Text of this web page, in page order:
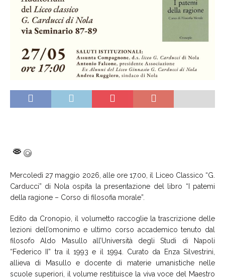
Mercoledì 27 maggio 2026, alle ore 17.00, il Liceo Classico “G.
Carducci” di Nola ospita la presentazione del libro “I patemi
della ragione – Corso di filosofia morale”.
Edito da Cronopio, il volumetto raccoglie la trascrizione delle
lezioni dell’omonimo e ultimo corso accademico tenuto dal
filosofo Aldo Masullo all’Università degli Studi di Napoli
“Federico II” tra il 1993 e il 1994. Curato da Enza Silvestrini,
allieva di Masullo e docente di materie umanistiche nelle
scuole superiori, il volume restituisce la viva voce del Maestro